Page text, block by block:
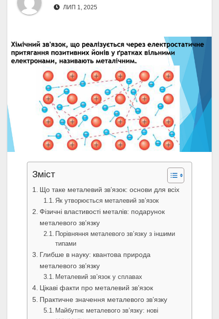
ЛИП 1, 2025
Зміст
Що таке металевий зв’язок: основи для всіх
Як утворюється металевий зв’язок
Фізичні властивості металів: подарунок
металевого зв’язку
Порівняння металевого зв’язку з іншими
типами
Глибше в науку: квантова природа
металевого зв’язку
Металевий зв’язок у сплавах
Цікаві факти про металевий зв’язок
Практичне значення металевого зв’язку
Майбутнє металевого зв’язку: нові